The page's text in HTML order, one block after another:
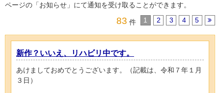
ページの「お知らせ」にて通知を受け取ることができます。
83 件 1 2 3 4 5
新作？いいえ、リハビリ中です。
あけましておめでとうございます。（記載は、令和７年１月
３日）